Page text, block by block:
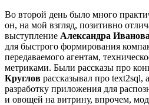
Во второй день было много
он, на мой взгляд, позитивно
выступление Александра
для быстрого формирования
передаваемого агентам,
метриками. Были рассказы про
Круглов рассказывал про
разработку приложения для
и овощей на витрину, впрочем,